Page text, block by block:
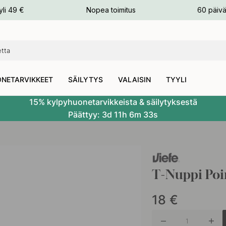
49 € Nopea toimitus 60
SÄILYTYS VALAISIN TYYLI
15% kylpyhuonetarvikkeista & säilytyksestä
Päättyy: 3d 11h 6m 32s
T-Nuppi
18 €